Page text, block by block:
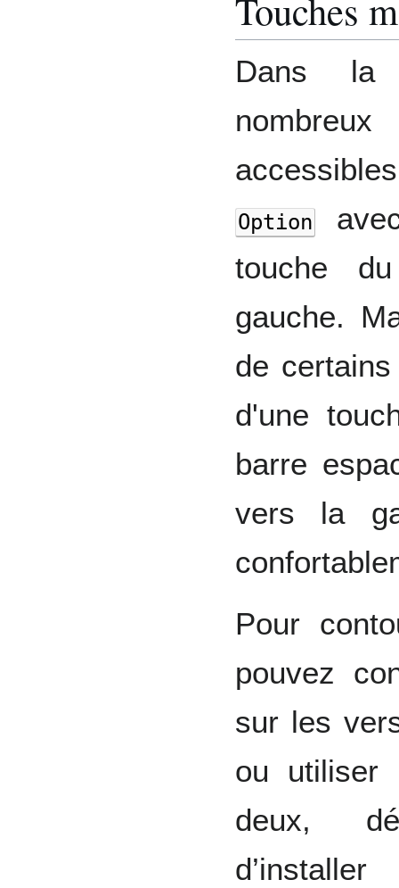
Dans la
Option
touche
gauche.
de
d'une
barre
vers la
Pour
pouvez
sur les
ou utiliser
deux,